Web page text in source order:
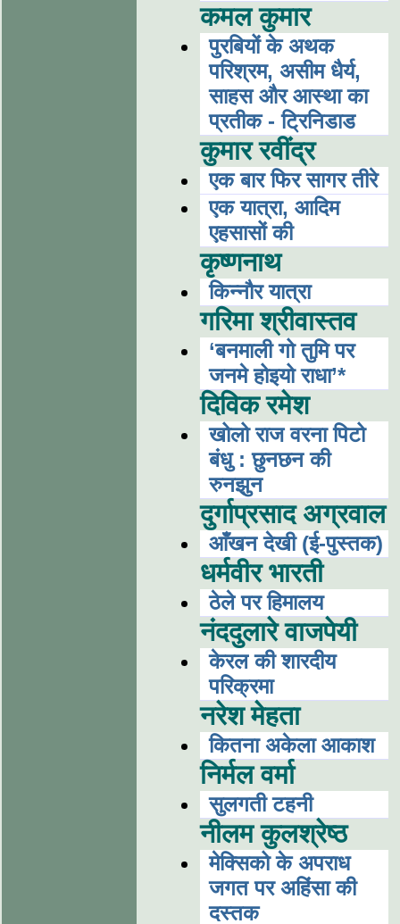
कमल कुमार
पुरबियों के अथक
परिश्रम, असीम धैर्य,
साहस और आस्था का
प्रतीक - ट्रिनिडाड
कुमार रवींद्र
एक बार फिर सागर तीरे
एक यात्रा, आदिम
एहसासों की
कृष्णनाथ
किन्नौर यात्रा
गरिमा श्रीवास्तव
‘बनमाली गो तुमि पर
जनमे होइयो राधा’*
दिविक रमेश
खोलो राज वरना पिटो
बंधु : छुनछन की
रुनझुन
दुर्गाप्रसाद अग्रवाल
आँखन देखी (ई-पुस्तक)
धर्मवीर भारती
ठेले पर हिमालय
नंददुलारे वाजपेयी
केरल की शारदीय
परिक्रमा
नरेश मेहता
कितना अकेला आकाश
निर्मल वर्मा
सुलगती टहनी
नीलम कुलश्रेष्ठ
मेक्सिको के अपराध
जगत पर अहिंसा की
दस्तक